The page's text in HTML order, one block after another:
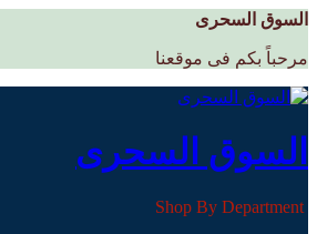
السوق السحرى
مرحباً بكم فى موقعنا
السوق السحرى
Shop By Department